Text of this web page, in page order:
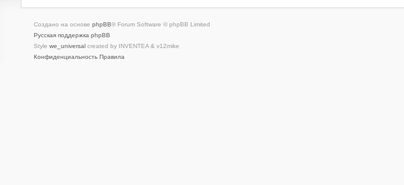
Создано на основе phpBB® Forum Software © phpBB Limited
Русская поддержка phpBB
Style we_universalcreated by INVENTEA & v12mike
Конфиденциальность Правила